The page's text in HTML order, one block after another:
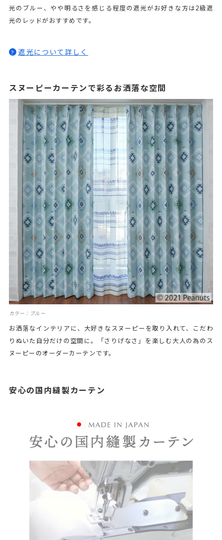
光のブルー、やや明るさを感じる程度の遮光がお好きな方は2級遮
光のレッドがおすすめです。
? 遮光について詳しく
スヌーピーカーテンで彩るお洒落な空間
カラー：ブルー
お洒落なインテリアに、大好きなスヌーピーを取り入れて、こだわ
りぬいた自分だけの空間に。「さりげなさ」を楽しむ大人の為のス
ヌーピーのオーダーカーテンです。
安心の国内縫製カーテン